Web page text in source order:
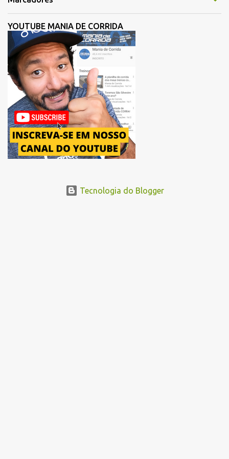
melhorar a fluidez dos atletas logo após a largada, contribuindo
para uma melhor distribuição dos corredores no início da corrida. A
mudança substitui o trecho do Elevado Presidente João Goulart por
um novo trajeto na região do Pacaembu e Barra Funda. Após a
Avenida Pacaembu, os corredores seguirão pela Avenida Doutor
Abraão Ribeiro, passando ao lado do Memorial da América Latina,
acessando a Avenida Norma Pieruccini Giannotti, a Avenida Rudge e
...
YOUTUBE MANIA DE CORRIDA
Tecnologia do Blogger